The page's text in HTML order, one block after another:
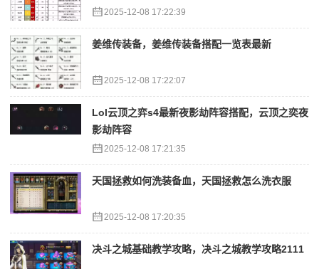
2025-12-08 17:22:39
姜维传装备，姜维传装备搭配一览表最新
2025-12-08 17:22:07
Lol云顶之弈s4最新夜影劫阵容搭配，云顶之奕夜
影劫阵容
2025-12-08 17:21:35
天国拯救如何洗装备血，天国拯救怎么洗衣服
2025-12-08 17:20:35
决斗之城基础教学攻略，决斗之城教学攻略2111